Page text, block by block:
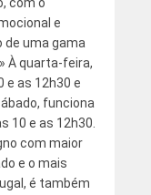
com o
e
de uma gama
À quarta-feira,
e as 12h30 e
funciona
10 e as 12h30.
com maior
e o mais
é também